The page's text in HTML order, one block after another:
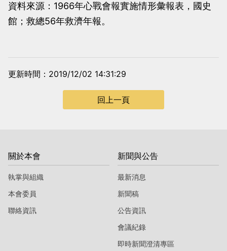
資料來源：1966年心戰會報實施情形彙報表，國史
館；救總56年救濟年報。
更新時間：2019/12/02 14:31:29
回上一頁
關於本會
執掌與組織
本會委員
聯絡資訊
新聞與公告
最新消息
新聞稿
公告資訊
會議紀錄
即時新聞澄清專區